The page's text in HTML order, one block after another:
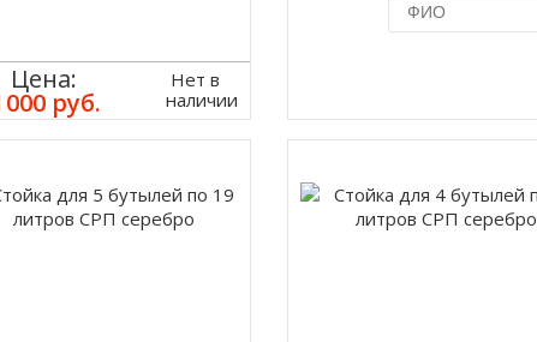
Цена:
000 руб.
Нет в
наличии